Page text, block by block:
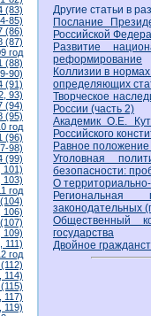
(83)
85)
(86)
(87)
год
(88)
90)
(91)
93)
(94)
(95)
год
(96)
98)
(99)
101)
103)
год
106)
109)
111)
год
114)
117)
119)
Другие статьи в
Послание
Российской
Развитие
реформирование
Коллизии в
определяющих
Творческое
России (часть 2)
Академик О.Е.
Российского
Равное
Уголовная
безопасности:
О
Региональная
законодательных
Общественный
государства
Двойное